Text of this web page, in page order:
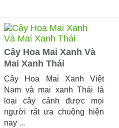
Cây Hoa Mai Xanh Và
Mai Xanh Thái
Cây Hoa Mai Xanh Việt
Nam và mai xanh Thái là
loại cây cảnh được mọi
người rất ưa chuộng hiện
nay ...